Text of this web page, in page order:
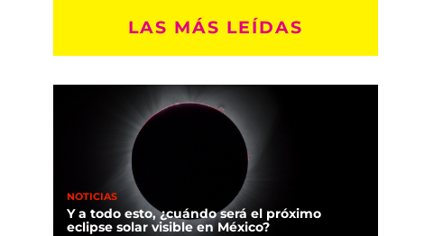
LAS MÁS LEÍDAS
NOTICIAS
Y a todo esto, ¿cuándo será el próximo
eclipse solar visible en México?